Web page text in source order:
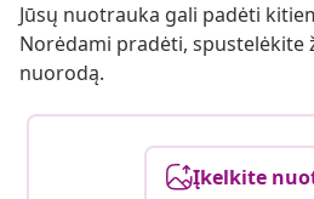
Jūsų nuotrauka gali padėti
Norėdami pradėti, spustelėkite
nuorodą.
Įkelkite